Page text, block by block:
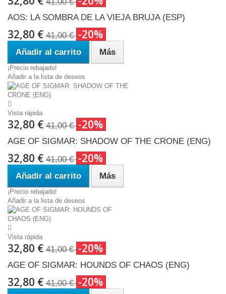
AOS: LA SOMBRA DE LA VIEJA BRUJA (ESP)
32,80 € 41,00 € -20%
Añadir al carrito Más
¡Precio rebajado!
Añadir a la lista de deseos
Vista rápida
32,80 € 41,00 € -20%
AGE OF SIGMAR: SHADOW OF THE CRONE (ENG)
32,80 € 41,00 € -20%
Añadir al carrito Más
¡Precio rebajado!
Añadir a la lista de deseos
Vista rápida
32,80 € 41,00 € -20%
AGE OF SIGMAR: HOUNDS OF CHAOS (ENG)
32,80 € 41,00 € -20%